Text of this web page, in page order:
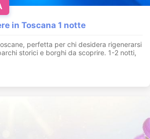
in Toscana 1 notte
perfetta per chi desidera rigenerarsi
storici e borghi da scoprire. 1-2 notti,